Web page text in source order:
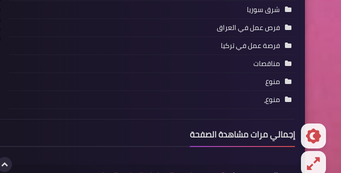
شرق سوريا
فرص عمل في العراق
فرصة عمل في تركيا
مناقصات
منوع
منوع،
إجمالي مرات مشاهدة الصفحة